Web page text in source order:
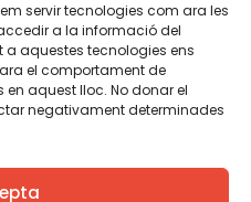
servir tecnologies com ara les
a la informació del
a aquestes tecnologies ens
el comportament de
aquest lloc. No donar el
negativament determinades
IN
debe compartirse. Por eso
Commons, salvo que en